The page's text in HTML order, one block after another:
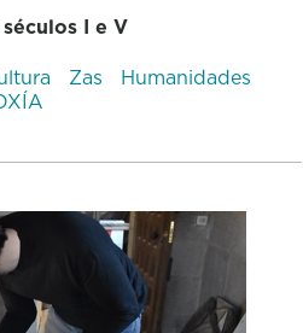
I e V
Zas
Humanidades